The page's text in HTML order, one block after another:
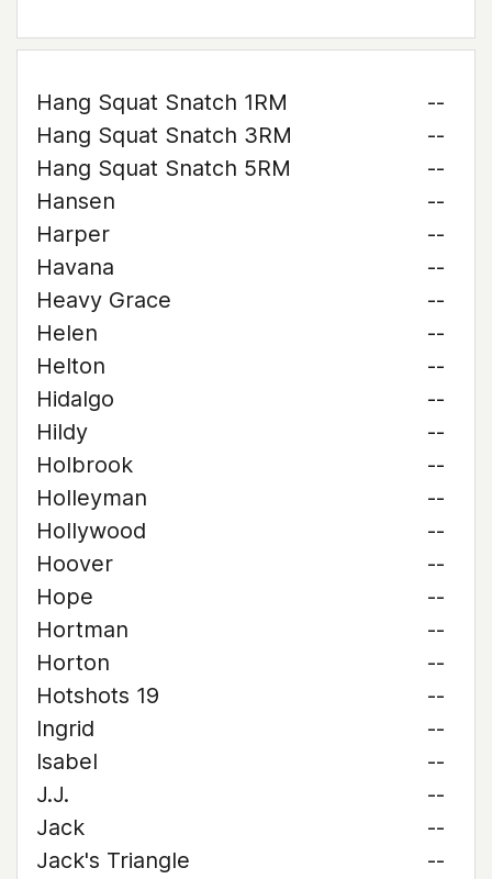
Hang Squat Snatch 1RM
--
Hang Squat Snatch 3RM
--
Hang Squat Snatch 5RM
--
Hansen
--
Harper
--
Havana
--
Heavy Grace
--
Helen
--
Helton
--
Hidalgo
--
Hildy
--
Holbrook
--
Holleyman
--
Hollywood
--
Hoover
--
Hope
--
Hortman
--
Horton
--
Hotshots 19
--
Ingrid
--
Isabel
--
J.J.
--
Jack
--
Jack's Triangle
--